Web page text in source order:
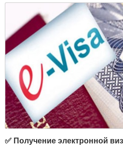
✅ Получение электронной